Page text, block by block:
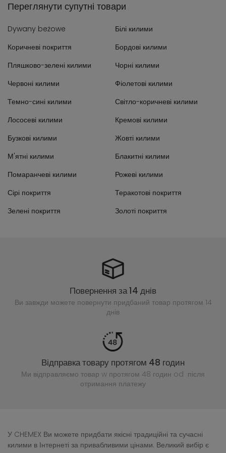
Переглянути супутні товари
Dywany beżowe
Білі килими
Коричневі покриття
Бордові килими
Пляшково-зелені килими
Чорні килими
Червоні килими
Фіолетові килими
Темно-сині килими
Світло-коричневі килими
Лососеві килими
Кремові килими
Бузкові килими
Жовті килими
М'ятні килими
Блакитні килими
Помаранчеві килими
Рожеві килими
Сірі покриття
Теракотові покриття
Зелені покриття
Золоті покриття
Повернення за 14 днів
Ви завжди можете повернути придбаний товар протягом 14
днів
Відправка товару протягом 48 годин
Ми відправляємо товар w протягом 48 годин od після
отримання платежу
У CHEMEX Ви можете придбати якісні традиційні та сучасні
килими в Інтернеті за привабливими цінами. Великий вибір є